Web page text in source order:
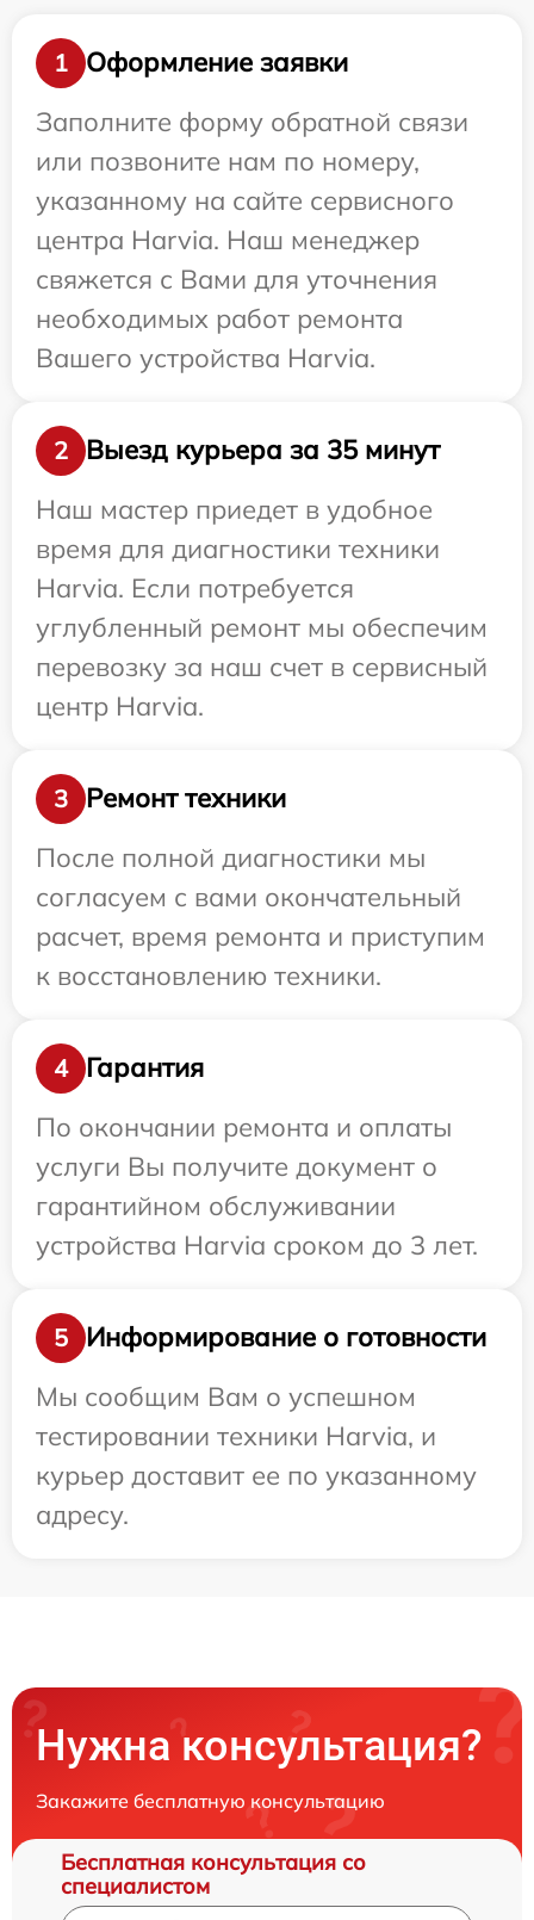
1
Оформление заявки
Заполните форму обратной связи
или позвоните нам по номеру,
указанному на сайте сервисного
центра Harvia. Наш менеджер
свяжется с Вами для уточнения
необходимых работ ремонта
Вашего устройства Harvia.
2
Выезд курьера за 35 минут
Наш мастер приедет в удобное
время для диагностики техники
Harvia. Если потребуется
углубленный ремонт мы обеспечим
перевозку за наш счет в сервисный
центр Harvia.
3
Ремонт техники
После полной диагностики мы
согласуем с вами окончательный
расчет, время ремонта и приступим
к восстановлению техники.
4
Гарантия
По окончании ремонта и оплаты
услуги Вы получите документ о
гарантийном обслуживании
устройства Harvia сроком до 3 лет.
5
Информирование о готовности
Мы сообщим Вам о успешном
тестировании техники Harvia, и
курьер доставит ее по указанному
адресу.
Нужна консультация?
Закажите бесплатную консультацию
Бесплатная консультация со
специалистом